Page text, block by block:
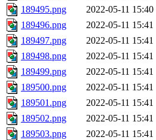
189495.png
2022-05-11 15:40
189496.png
2022-05-11 15:41
189497.png
2022-05-11 15:41
189498.png
2022-05-11 15:41
189499.png
2022-05-11 15:41
189500.png
2022-05-11 15:41
189501.png
2022-05-11 15:41
189502.png
2022-05-11 15:41
189503.png
2022-05-11 15:41